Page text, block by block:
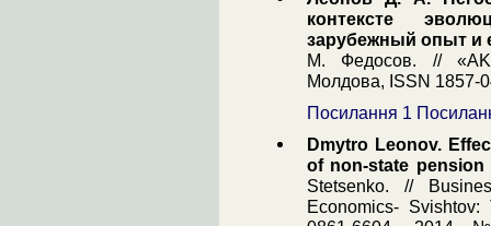
контексте
зарубежный опыт и
М. Федосов. //
Молдова, ISSN 1857-
Посилання 1
Dmytro Leonov.
of non-state
Stetsenko. //
Economics-